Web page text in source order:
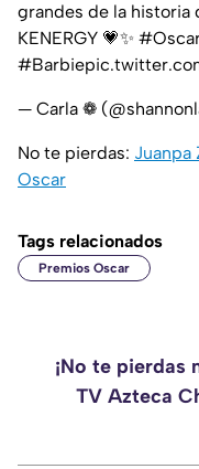
grandes de la historia
KENERGY 💗✨
#Barbie
— Carla ❁
No te pierdas: Juanpa
Oscar
Tags relacionados
Premios Oscar
¡No te pierdas
TV Azteca